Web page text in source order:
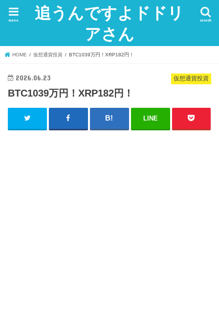
追うんですよドドリ
アさん
search
menu
HOME 仮想通貨投資 BTC1039万円！XRP182円！
仮想通貨投資
2026.06.23
BTC1039万円！XRP182円！
LINE